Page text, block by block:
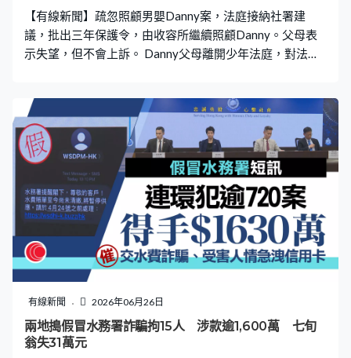
整合到業權會經過3年時間，拆卸當時說都
【有線新聞】疏忽照顧男嬰Danny案，法庭接納社署建
議，批出三年保護令，由收容所繼續照顧Danny。父母表
示失望，但不會上訴。 Danny父母離開少年法庭，對法庭
會福利署處理。接下來主要是我們與社工溝通，看看怎樣
繼續進行調查，何時適合增加探視，或者可短暫接Danny
回家，例如一至兩天放假的安排。長遠就是可接Danny回
家，可能是一至兩年的量度方法。」根據法庭批出的保護
令，Danny父母日後每周可以探視兒子一次，每次不多於
一小時。 目前Danny仍在東區醫院留醫，上呼吸道感染正
康復當中，父母表明擔心兒子是否得到適切照顧。Danny
父親：「他接受了三周的專業照顧，期間患了一場大病，
最嚴重時發高燒，他入院10小時病情都沒有好轉，直至我
們兩位家長，到醫院24小時輪候照顧他，他的病情才開始
好轉。所以大家有眼見，究竟是專業照料較好，還是父母
照料較好，大家都看得到，但法庭和社署看不到。」 少年
法庭閉門審理Danny的福利事宜，社署向法庭提交報告，
有線新聞 2026年06月26日
兩地搗假冒水務署詐騙拘15人 涉款逾1,600萬 七旬
翁失31萬元